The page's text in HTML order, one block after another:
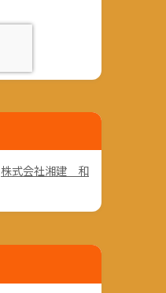
株式会社湘建 和